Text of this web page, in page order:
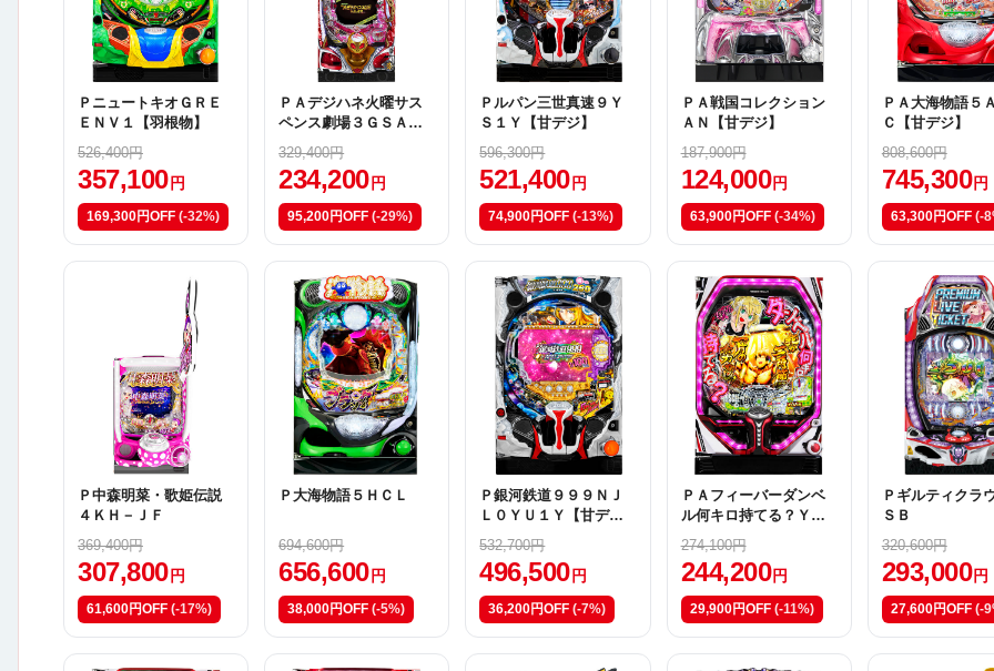
ＰニュートキオＧＲＥ
ＥＮＶ１【羽根物】
526,400円
357,100 円
169,300円OFF (-32%)
ＰＡデジハネ火曜サス
ペンス劇場３ＧＳＡ
329,400円
234,200 円
95,200円OFF (-29%)
Ｐルパン三世真速９Ｙ
Ｓ１Ｙ【甘デジ】
596,300円
521,400 円
74,900円OFF (-13%)
ＰＡ戦国コレクション
ＡＮ【甘デジ】
187,900円
124,000 円
63,900円OFF (-34%)
ＰＡ大海物語５
Ｃ【甘デジ】
808,600円
745,300 円
63,300円OFF (-
Ｐ中森明菜・歌姫伝説
４ＫＨ－ＪＦ
369,400円
307,800 円
61,600円OFF (-17%)
Ｐ大海物語５ＨＣＬ
694,600円
656,600 円
38,000円OFF (-5%)
Ｐ銀河鉄道９９９ＮＪ
Ｌ０ＹＵ１Ｙ【甘デ
ジ】
532,700円
496,500 円
36,200円OFF (-7%)
ＰＡフィーバーダンベ
ル何キロ持てる？Ｙ
【甘デジ】
274,100円
244,200 円
29,900円OFF (-11%)
Ｐギルティクラ
ＳＢ
320,600円
293,000 円
27,600円OFF (-